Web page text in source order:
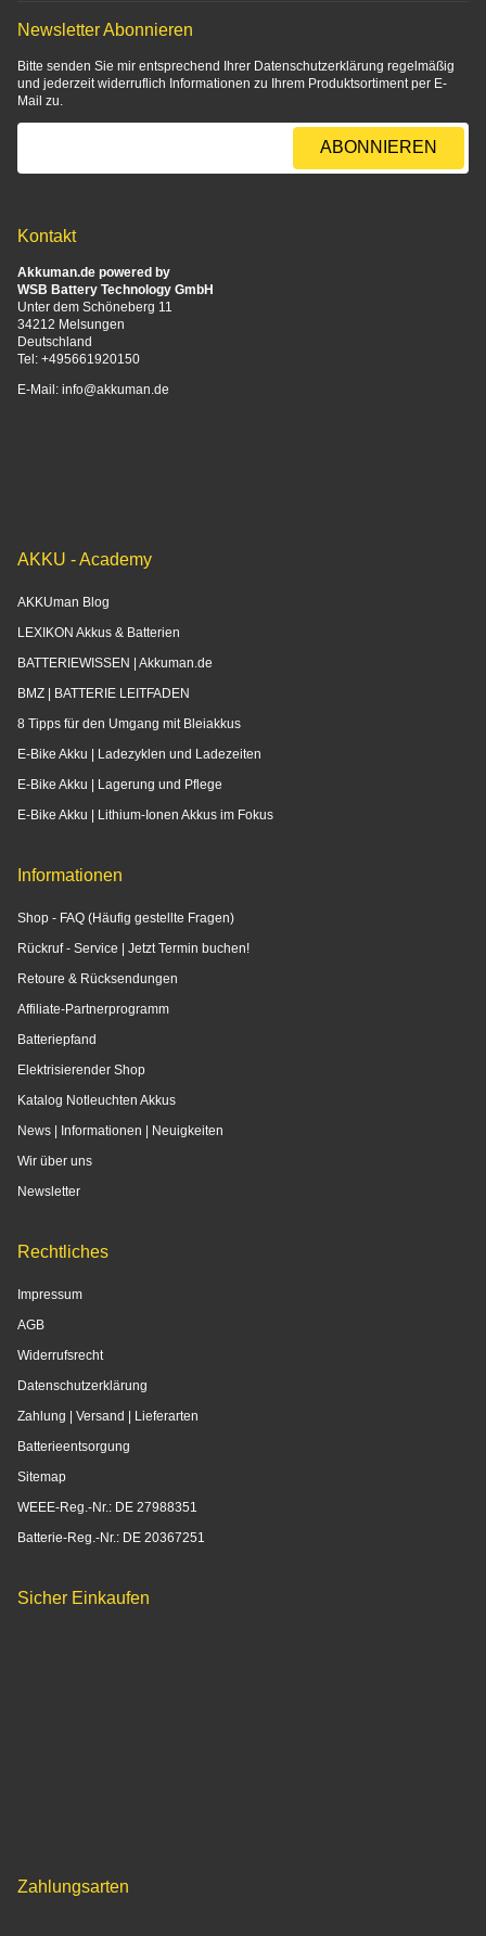
Newsletter Abonnieren
Bitte senden Sie mir entsprechend Ihrer Datenschutzerklärung regelmäßig
und jederzeit widerruflich Informationen zu Ihrem Produktsortiment per E-
Mail zu.
E-Mail-Adresse
ABONNIEREN
Kontakt
Akkuman.de powered by
WSB Battery Technology GmbH
Unter dem Schöneberg 11
34212 Melsungen
Deutschland
Tel: +495661920150
E-Mail: info@akkuman.de
AKKU - Academy
AKKUman Blog
LEXIKON Akkus & Batterien
BATTERIEWISSEN | Akkuman.de
BMZ | BATTERIE LEITFADEN
8 Tipps für den Umgang mit Bleiakkus
E-Bike Akku | Ladezyklen und Ladezeiten
E-Bike Akku | Lagerung und Pflege
E-Bike Akku | Lithium-Ionen Akkus im Fokus
Informationen
Shop - FAQ (Häufig gestellte Fragen)
Rückruf - Service | Jetzt Termin buchen!
Retoure & Rücksendungen
Affiliate-Partnerprogramm
Batteriepfand
Elektrisierender Shop
Katalog Notleuchten Akkus
News | Informationen | Neuigkeiten
Wir über uns
Newsletter
Rechtliches
Impressum
AGB
Widerrufsrecht
Datenschutzerklärung
Zahlung | Versand | Lieferarten
Batterieentsorgung
Sitemap
WEEE-Reg.-Nr.: DE 27988351
Batterie-Reg.-Nr.: DE 20367251
Sicher Einkaufen
Zahlungsarten